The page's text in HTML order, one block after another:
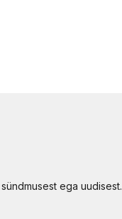
ega uudisest.